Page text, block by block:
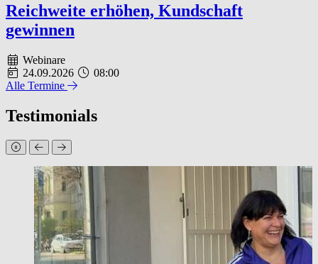
Reichweite erhöhen, Kundschaft
gewinnen
Webinare
24.09.2026
08:00
Alle Termine
Testimonials